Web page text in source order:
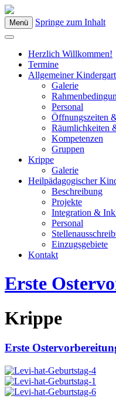
Kindergarten
Menü Springe zum Inhalt
Herzlich Willkommen!
Termine
Allgemeiner
Galerie
Personal
Öffnungszeiten
Räumlichkeiten
Kompetenzen
Gruppen
Krippe
Galerie
Heilpädagogischer
Beschreibung
Projekte
Integration &
Personal
Einzugsgebiete
Kontakt
Erste
Krippe
Erste